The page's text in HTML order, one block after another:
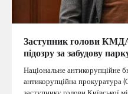
Заступник голови
підозру за забудову
Національне антикорупційне
антикорупційна прокуратура